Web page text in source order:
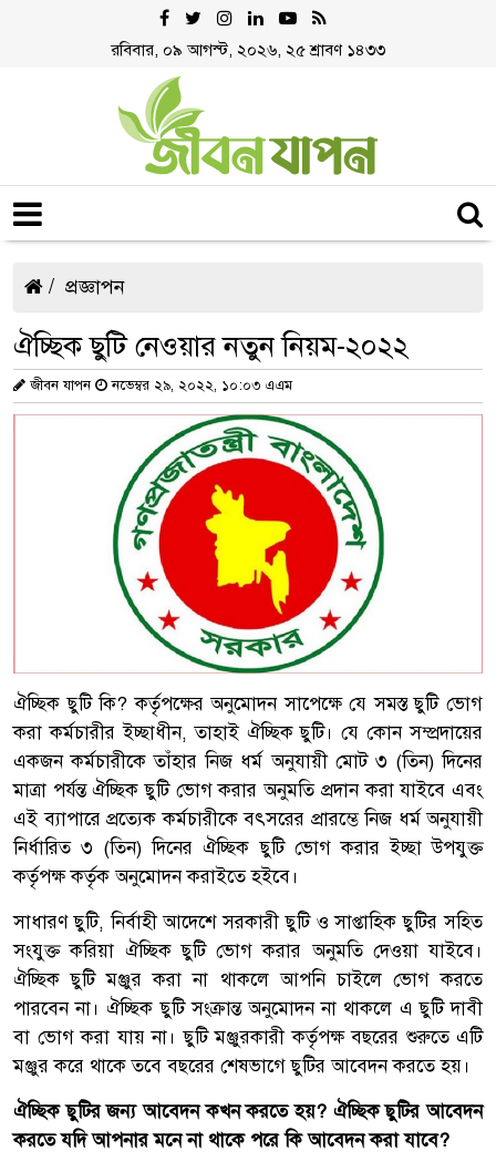
রবিবার, ০৯ আগস্ট, ২০২৬, ২৫ শ্রাবণ ১৪৩৩
প্রজ্ঞাপন
ঐচ্ছিক ছুটি নেওয়ার নতুন নিয়ম-২০২২
জীবন যাপন নভেম্বর ২৯, ২০২২, ১০:০৩ এএম
ঐচ্ছিক ছুটি কি? কর্তৃপক্ষের অনুমোদন সাপেক্ষে যে সমস্ত ছুটি ভোগ
করা কর্মচারীর ইচ্ছাধীন, তাহাই ঐচ্ছিক ছুটি। যে কোন সম্প্রদায়ের
একজন কর্মচারীকে তাঁহার নিজ ধর্ম অনুযায়ী মোট ৩ (তিন) দিনের
মাত্রা পর্যন্ত ঐচ্ছিক ছুটি ভোগ করার অনুমতি প্রদান করা যাইবে এবং
এই ব্যাপারে প্রত্যেক কর্মচারীকে বৎসরের প্রারম্ভে নিজ ধর্ম অনুযায়ী
নির্ধারিত ৩ (তিন) দিনের ঐচ্ছিক ছুটি ভোগ করার ইচ্ছা উপযুক্ত
কর্তৃপক্ষ কর্তৃক অনুমোদন করাইতে হইবে।
সাধারণ ছুটি, নির্বাহী আদেশে সরকারী ছুটি ও সাপ্তাহিক ছুটির সহিত
সংযুক্ত করিয়া ঐচ্ছিক ছুটি ভোগ করার অনুমতি দেওয়া যাইবে।
ঐচ্ছিক ছুটি মঞ্জুর করা না থাকলে আপনি চাইলে ভোগ করতে
পারবেন না। ঐচ্ছিক ছুটি সংক্রান্ত অনুমোদন না থাকলে এ ছুটি দাবী
বা ভোগ করা যায় না। ছুটি মঞ্জুরকারী কর্তৃপক্ষ বছরের শুরুতে এটি
মঞ্জুর করে থাকে তবে বছরের শেষভাগে ছুটির আবেদন করতে হয়।
ঐচ্ছিক ছুটির জন্য আবেদন কখন করতে হয়? ঐচ্ছিক ছুটির আবেদন
করতে যদি আপনার মনে না থাকে পরে কি আবেদন করা যাবে?